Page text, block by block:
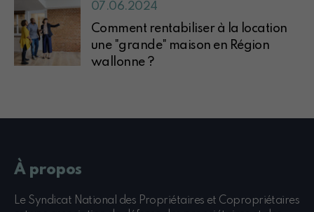
07.06.2024
Comment rentabiliser à la location
une "grande" maison en Région
wallonne ?
À propos
Le Syndicat National des Propriétaires et Copropriétaires